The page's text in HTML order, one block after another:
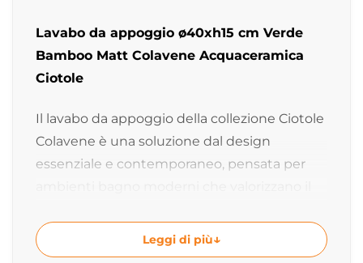
Lavabo da appoggio ø40xh15 cm Verde
Bamboo Matt Colavene Acquaceramica
Ciotole
Il lavabo da appoggio della collezione Ciotole
Colavene è una soluzione dal design
essenziale e contemporaneo, pensata per
circolare compatta lo rende ideale per
installazioni su piano, unendo estetica pulita
Leggi di più